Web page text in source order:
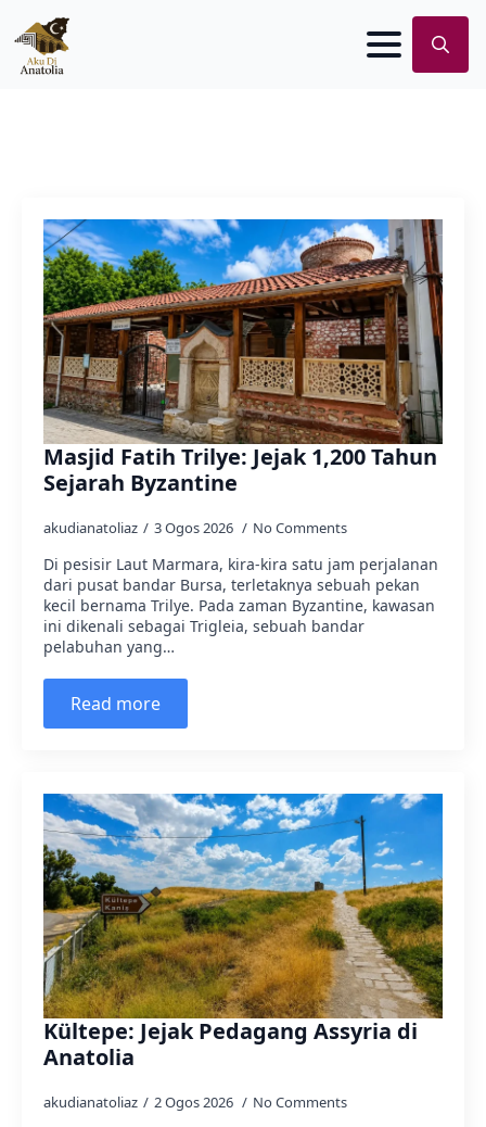
Masjid Fatih Trilye: Jejak 1,200 Tahun
Sejarah Byzantine
akudianatoliaz 3 Ogos 2026 No Comments
Di pesisir Laut Marmara, kira-kira satu jam perjalanan
dari pusat bandar Bursa, terletaknya sebuah pekan
kecil bernama Trilye. Pada zaman Byzantine, kawasan
ini dikenali sebagai Trigleia, sebuah bandar
pelabuhan yang…
Read more
Kültepe: Jejak Pedagang Assyria di
Anatolia
akudianatoliaz 2 Ogos 2026 No Comments